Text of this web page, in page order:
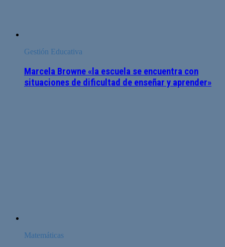
Gestión Educativa
Marcela Browne «la escuela se encuentra con
situaciones de dificultad de enseñar y aprender»
Matemáticas